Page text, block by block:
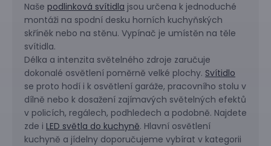
Naše podlinková svítidla jsou určena k jednoduché
montáži na spodní desku horních kuchyňských
skříněk nebo na stěnu. Vypínač je umístěn na těle
svítidla.
Délka a intenzita světelného zdroje zaručuje
dokonalé osvětlení poměrně velké plochy. Svítidlo
se proto hodí i k osvětlení garáže, pracovního stolu v
dílně nebo k dosažení zajímavých světelných efektů
v policích, regálech, podhledech a podobně. Najdete
zde i LED světla do kuchyně. Hlavní osvětlení
kuchyně a jídelny doporučujeme vybírat v kategorii